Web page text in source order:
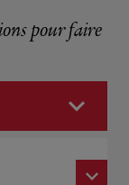
pour faire